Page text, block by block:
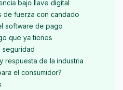
bajo llave digital
de fuerza con candado
software de pago
que ya tienes
seguridad
respuesta de la industria
el consumidor?